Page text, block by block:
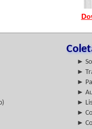
►
►
►
►
►
►
►